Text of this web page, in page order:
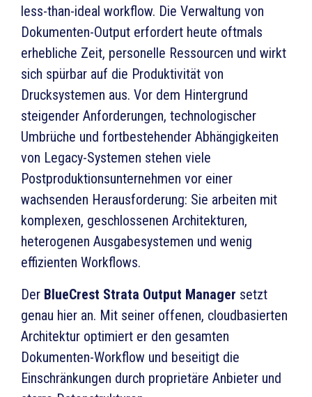
less-than-ideal workflow. Die Verwaltung von
Dokumenten-Output erfordert heute oftmals
erhebliche Zeit, personelle Ressourcen und wirkt
sich spürbar auf die Produktivität von
Drucksystemen aus. Vor dem Hintergrund
steigender Anforderungen, technologischer
Umbrüche und fortbestehender Abhängigkeiten
von Legacy-Systemen stehen viele
Postproduktionsunternehmen vor einer
wachsenden Herausforderung: Sie arbeiten mit
komplexen, geschlossenen Architekturen,
heterogenen Ausgabesystemen und wenig
effizienten Workflows.
Der BlueCrest Strata Output Manager setzt
genau hier an. Mit seiner offenen, cloudbasierten
Architektur optimiert er den gesamten
Dokumenten-Workflow und beseitigt die
Einschränkungen durch proprietäre Anbieter und